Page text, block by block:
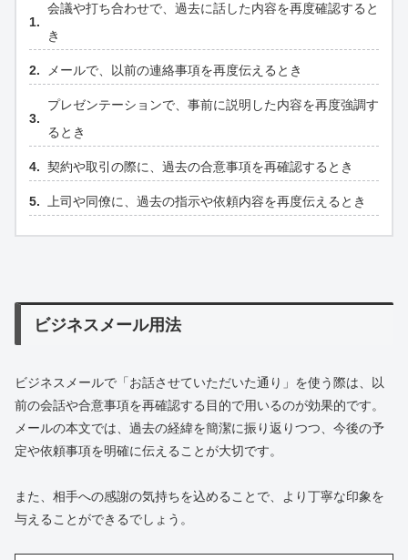
会議や打ち合わせで、過去に話した内容を再度確認すると
き
メールで、以前の連絡事項を再度伝えるとき
プレゼンテーションで、事前に説明した内容を再度強調す
るとき
契約や取引の際に、過去の合意事項を再確認するとき
上司や同僚に、過去の指示や依頼内容を再度伝えるとき
ビジネスメール用法
ビジネスメールで「お話させていただいた通り」を使う際は、以
前の会話や合意事項を再確認する目的で用いるのが効果的です。
メールの本文では、過去の経緯を簡潔に振り返りつつ、今後の予
定や依頼事項を明確に伝えることが大切です。
また、相手への感謝の気持ちを込めることで、より丁寧な印象を
与えることができるでしょう。